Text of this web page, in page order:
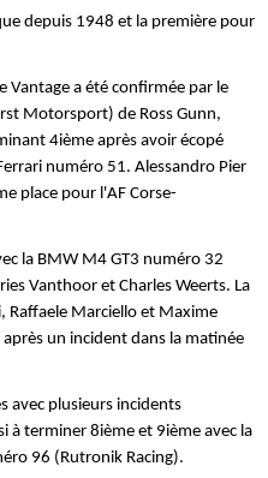
depuis 1948 et la première pour
Vantage a été confirmée par le
Motorsport) de Ross Gunn,
4ième après avoir écopé
numéro 51. Alessandro Pier
place pour l'AF Corse-
la BMW M4 GT3 numéro 32
Vanthoor et Charles Weerts. La
Raffaele Marciello et Maxime
un incident dans la matinée
avec plusieurs incidents
à terminer 8ième et 9ième avec la
96 (Rutronik Racing).